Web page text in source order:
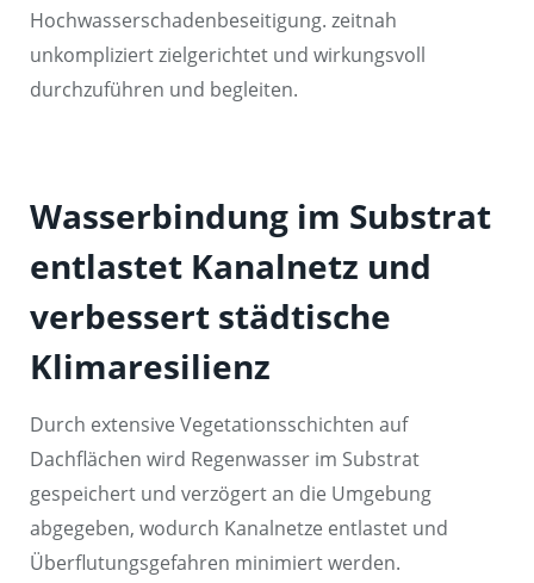
Hochwasserschadenbeseitigung. zeitnah
unkompliziert zielgerichtet und wirkungsvoll
durchzuführen und begleiten.
Wasserbindung im Substrat
entlastet Kanalnetz und
verbessert städtische
Klimaresilienz
Durch extensive Vegetationsschichten auf
Dachflächen wird Regenwasser im Substrat
gespeichert und verzögert an die Umgebung
abgegeben, wodurch Kanalnetze entlastet und
Überflutungsgefahren minimiert werden.